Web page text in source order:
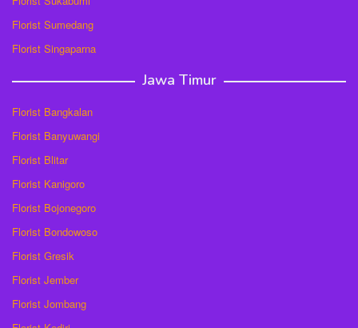
Florist Sumedang
Florist Singaparna
Jawa Timur
Florist Bangkalan
Florist Banyuwangi
Florist Blitar
Florist Kanigoro
Florist Bojonegoro
Florist Bondowoso
Florist Gresik
Florist Jember
Florist Jombang